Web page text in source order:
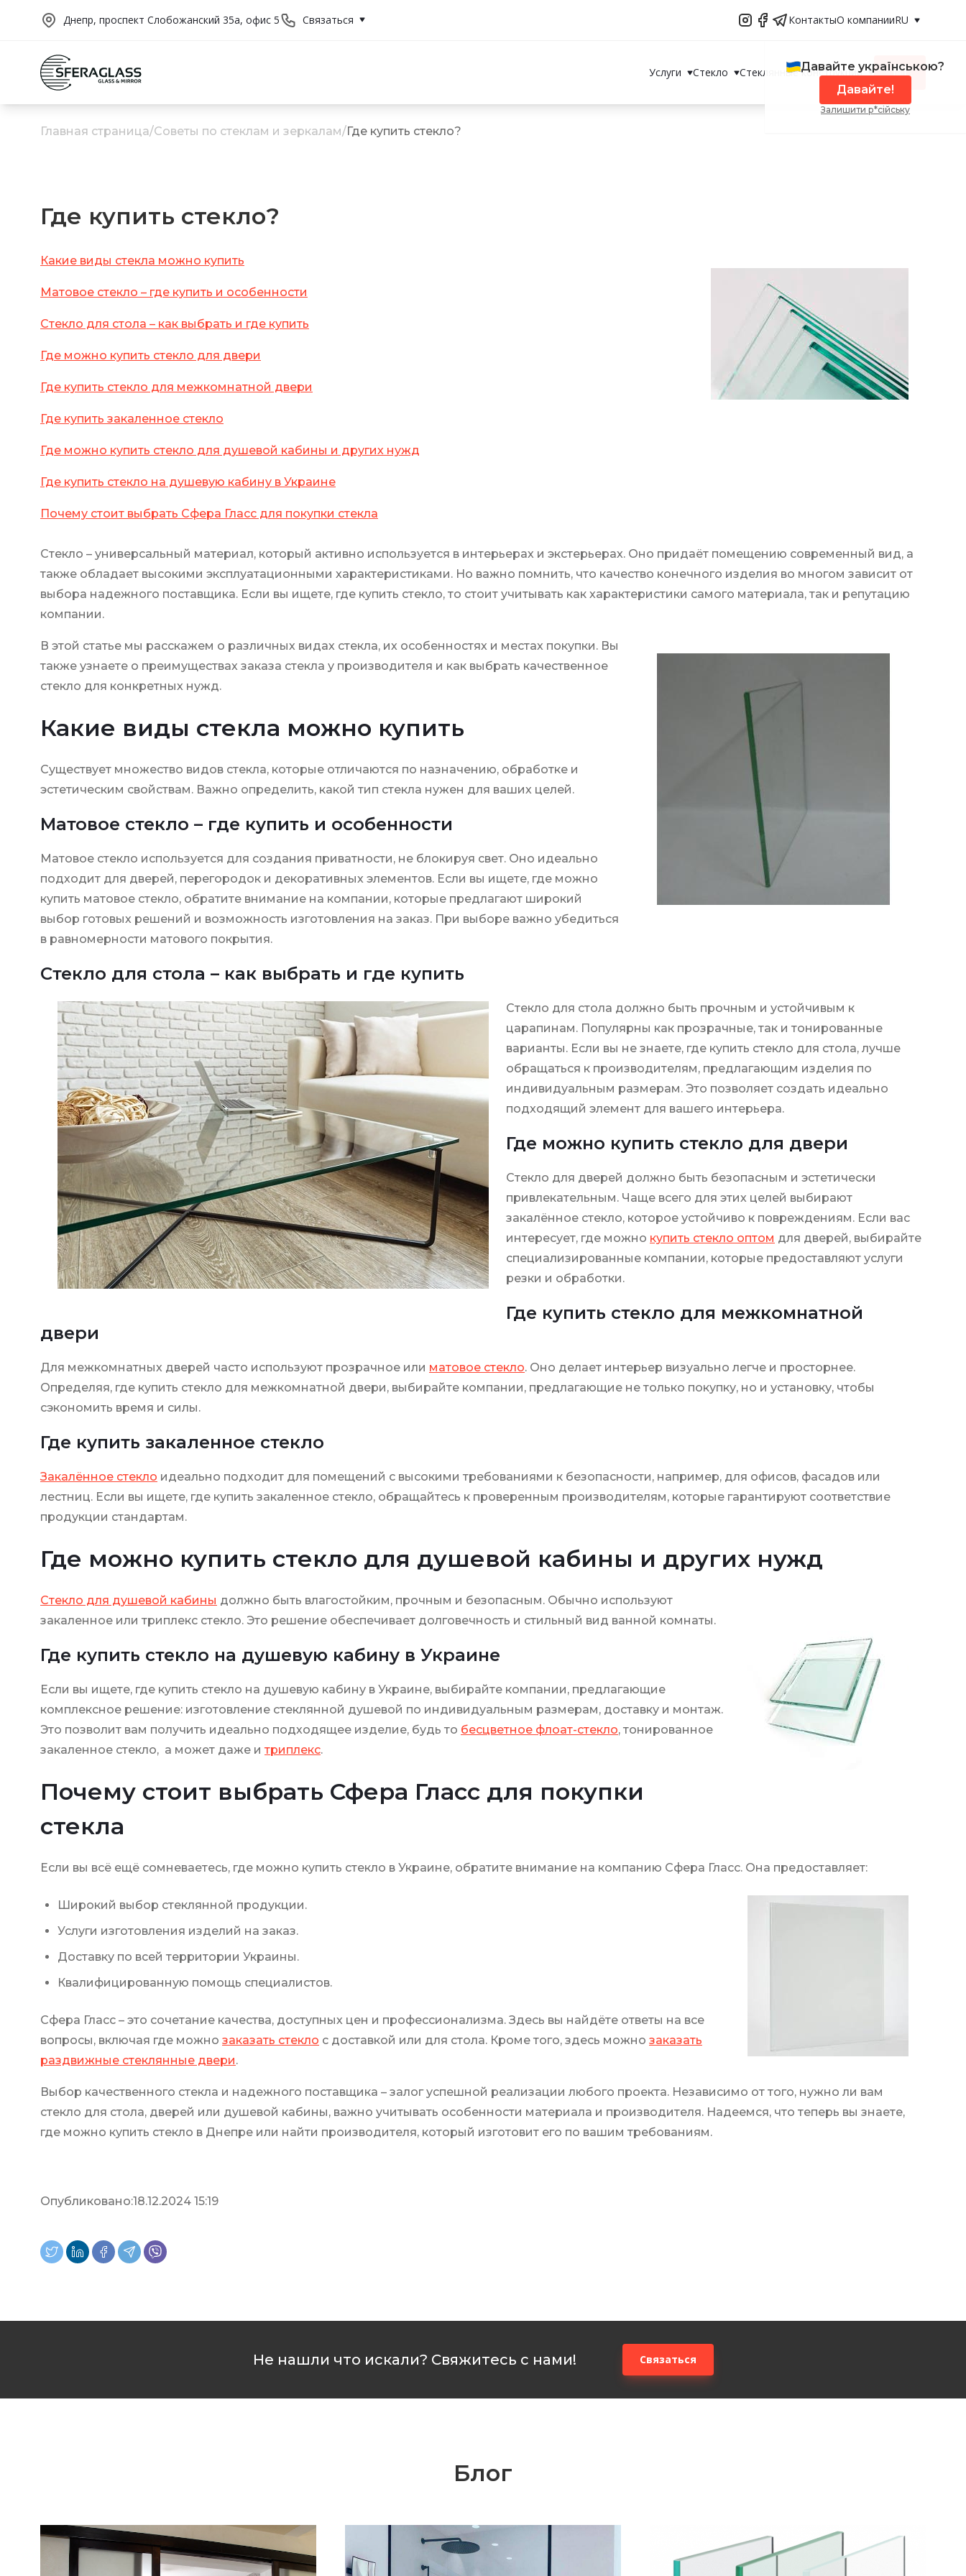
Днепр, проспект Слобожанский 35а, офис 5 Связаться КонтактыО компанииRU
Услуги Стекло Стеклянные конструкции
Главная страница/Советы по стеклам и зеркалам/Где купить стекло?
Где купить стекло?
Какие виды стекла можно купить
Матовое стекло – где купить и особенности
Стекло для стола – как выбрать и где купить
Где можно купить стекло для двери
Где купить стекло для межкомнатной двери
Где купить закаленное стекло
Где можно купить стекло для душевой кабины и других нужд
Где купить стекло на душевую кабину в Украине
Почему стоит выбрать Сфера Гласс для покупки стекла
Стекло – универсальный материал, который активно используется в интерьерах и экстерьерах. Оно придаёт помещению современный вид, а
также обладает высокими эксплуатационными характеристиками. Но важно помнить, что качество конечного изделия во многом зависит от
выбора надежного поставщика. Если вы ищете, где купить стекло, то стоит учитывать как характеристики самого материала, так и репутацию
компании.
В этой статье мы расскажем о различных видах стекла, их особенностях и местах покупки. Вы
также узнаете о преимуществах заказа стекла у производителя и как выбрать качественное
стекло для конкретных нужд.
Какие виды стекла можно купить
Существует множество видов стекла, которые отличаются по назначению, обработке и
эстетическим свойствам. Важно определить, какой тип стекла нужен для ваших целей.
Матовое стекло – где купить и особенности
Матовое стекло используется для создания приватности, не блокируя свет. Оно идеально
подходит для дверей, перегородок и декоративных элементов. Если вы ищете, где можно
купить матовое стекло, обратите внимание на компании, которые предлагают широкий
выбор готовых решений и возможность изготовления на заказ. При выборе важно убедиться
в равномерности матового покрытия.
Стекло для стола – как выбрать и где купить
Стекло для стола должно быть прочным и устойчивым к
царапинам. Популярны как прозрачные, так и тонированные
варианты. Если вы не знаете, где купить стекло для стола, лучше
обращаться к производителям, предлагающим изделия по
индивидуальным размерам. Это позволяет создать идеально
подходящий элемент для вашего интерьера.
Где можно купить стекло для двери
Стекло для дверей должно быть безопасным и эстетически
привлекательным. Чаще всего для этих целей выбирают
закалённое стекло, которое устойчиво к повреждениям. Если вас
интересует, где можно купить стекло оптом для дверей, выбирайте
специализированные компании, которые предоставляют услуги
резки и обработки.
Где купить стекло для межкомнатной
двери
Для межкомнатных дверей часто используют прозрачное или матовое стекло. Оно делает интерьер визуально легче и просторнее.
Определяя, где купить стекло для межкомнатной двери, выбирайте компании, предлагающие не только покупку, но и установку, чтобы
сэкономить время и силы.
Где купить закаленное стекло
Закалённое стекло идеально подходит для помещений с высокими требованиями к безопасности, например, для офисов, фасадов или
лестниц. Если вы ищете, где купить закаленное стекло, обращайтесь к проверенным производителям, которые гарантируют соответствие
продукции стандартам.
Где можно купить стекло для душевой кабины и других нужд
Стекло для душевой кабины должно быть влагостойким, прочным и безопасным. Обычно используют
закаленное или триплекс стекло. Это решение обеспечивает долговечность и стильный вид ванной комнаты.
Где купить стекло на душевую кабину в Украине
Если вы ищете, где купить стекло на душевую кабину в Украине, выбирайте компании, предлагающие
комплексное решение: изготовление стеклянной душевой по индивидуальным размерам, доставку и монтаж.
Это позволит вам получить идеально подходящее изделие, будь то бесцветное флоат-стекло, тонированное
закаленное стекло, а может даже и триплекс.
Почему стоит выбрать Сфера Гласс для покупки
стекла
Если вы всё ещё сомневаетесь, где можно купить стекло в Украине, обратите внимание на компанию Сфера Гласс. Она предоставляет:
Широкий выбор стеклянной продукции.
Услуги изготовления изделий на заказ.
Доставку по всей территории Украины.
Квалифицированную помощь специалистов.
Сфера Гласс – это сочетание качества, доступных цен и профессионализма. Здесь вы найдёте ответы на все
вопросы, включая где можно заказать стекло с доставкой или для стола. Кроме того, здесь можно заказать
раздвижные стеклянные двери.
Выбор качественного стекла и надежного поставщика – залог успешной реализации любого проекта. Независимо от того, нужно ли вам
стекло для стола, дверей или душевой кабины, важно учитывать особенности материала и производителя. Надеемся, что теперь вы знаете,
где можно купить стекло в Днепре или найти производителя, который изготовит его по вашим требованиям.
Опубликовано:18.12.2024 15:19
Не нашли что искали? Свяжитесь с нами! Связаться
Блог
Давайте українською?
Давайте!
Залишити р*сійську